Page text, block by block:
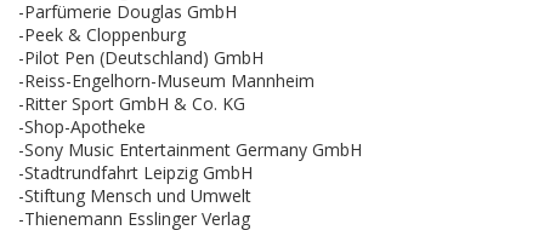
-Parfümerie Douglas GmbH
-Peek & Cloppenburg
-Pilot Pen (Deutschland) GmbH
-Reiss-Engelhorn-Museum Mannheim
-Ritter Sport GmbH & Co. KG
-Shop-Apotheke
-Sony Music Entertainment Germany GmbH
-Stadtrundfahrt Leipzig GmbH
-Stiftung Mensch und Umwelt
-Thienemann Esslinger Verlag